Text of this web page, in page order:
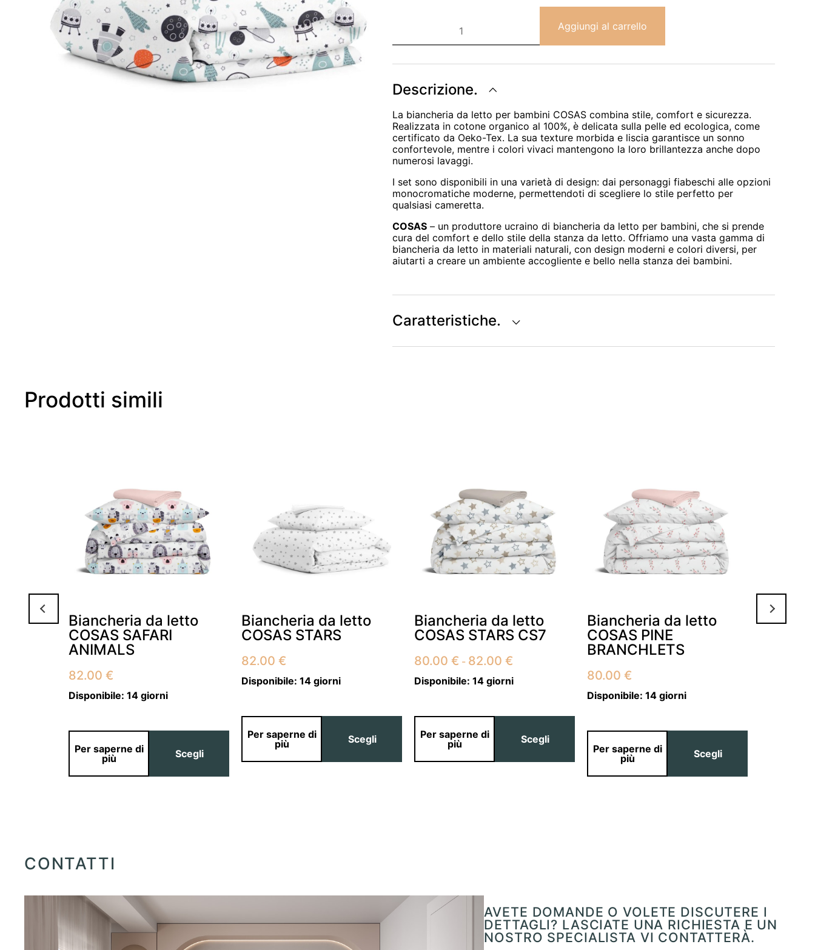
a
82.00 €
letto
SPACE
Aggiungi al carrello
Descrizione.
La biancheria da letto per bambini COSAS combina stile, comfort e sicurezza.
Realizzata in cotone organico al 100%, è delicata sulla pelle ed ecologica, come
certificato da Oeko-Tex. La sua texture morbida e liscia garantisce un sonno
confortevole, mentre i colori vivaci mantengono la loro brillantezza anche dopo
numerosi lavaggi.
I set sono disponibili in una varietà di design: dai personaggi fiabeschi alle opzioni
monocromatiche moderne, permettendoti di scegliere lo stile perfetto per
qualsiasi cameretta.
COSAS– un produttore ucraino di biancheria da letto per bambini, che si prende
cura del comfort e dello stile della stanza da letto. Offriamo una vasta gamma di
biancheria da letto in materiali naturali, con design moderni e colori diversi, per
aiutarti a creare un ambiente accogliente e bello nella stanza dei bambini.
Caratteristiche.
Prodotti simili
Biancheria da letto
COSAS SAFARI
ANIMALS
82.00€
Disponibile:14 giorni
Per saperne di
più
Scegli
Biancheria da letto
COSAS STARS
82.00€
Disponibile:14 giorni
Per saperne di
più
Scegli
Biancheria da letto
COSAS STARS CS7
80.00€ - 82.00€
prezzo:
da
82.00 €
Disponibile:14 giorni
Per saperne di
più
Scegli
Biancheria da letto
COSAS PINE
BRANCHLETS
80.00€
Disponibile:14 giorni
Per saperne di
più
Scegli
CONTATTI
AVETE DOMANDE O VOLETE DISCUTERE I
DETTAGLI? LASCIATE UNA RICHIESTA E UN
NOSTRO SPECIALISTA VI CONTATTERÀ.